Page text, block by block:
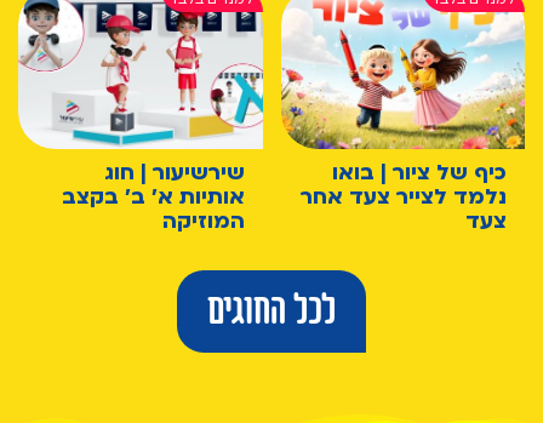
כיף של ציור | בואו
נלמד לצייר צעד אחר
צעד
שירשיעור | חוג
אותיות א' ב' בקצב
המוזיקה
לכל החוגים